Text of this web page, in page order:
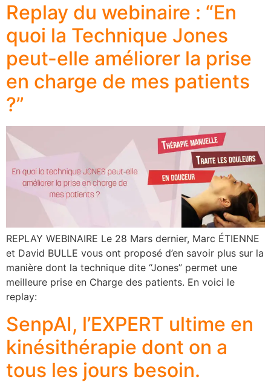
Replay du webinaire : “En
quoi la Technique Jones
peut-elle améliorer la prise
en charge de mes patients
?”
REPLAY WEBINAIRE Le 28 Mars dernier, Marc ÉTIENNE
et David BULLE vous ont proposé d’en savoir plus sur la
manière dont la technique dite “Jones” permet une
meilleure prise en Charge des patients. En voici le
replay:
SenpAI, l’EXPERT ultime en
kinésithérapie dont on a
tous les jours besoin.